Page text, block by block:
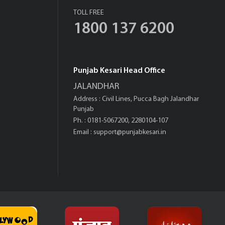
TOLL FREE
1800 137 6200
Punjab Kesari Head Office
JALANDHAR
Address : Civil Lines, Pucca Bagh Jalandhar
Punjab
Ph. : 0181-5067200, 2280104-107
Email : support@punjabkesari.in